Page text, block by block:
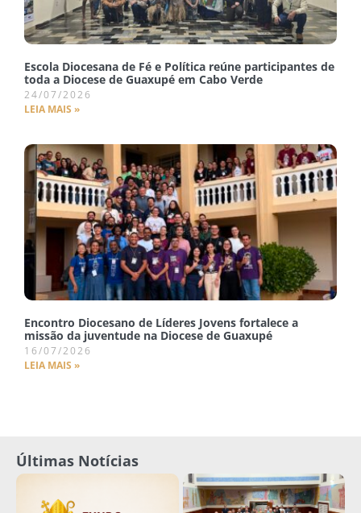
Escola Diocesana de Fé e Política reúne participantes de
toda a Diocese de Guaxupé em Cabo Verde
24/07/2026
LEIA MAIS »
Encontro Diocesano de Líderes Jovens fortalece a
missão da juventude na Diocese de Guaxupé
16/07/2026
LEIA MAIS »
Últimas Notícias